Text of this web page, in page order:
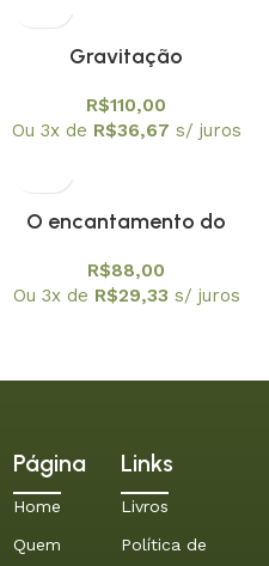
Gravitação
R$110,00
Ou 3x de R$36,67 s/ juros
O encantamento do
R$88,00
Ou 3x de R$29,33 s/ juros
Página
Home
Quem
Links
Livros
Política de